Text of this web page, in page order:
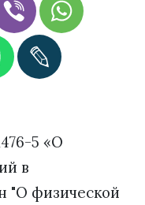
5 «О
в
"О физической